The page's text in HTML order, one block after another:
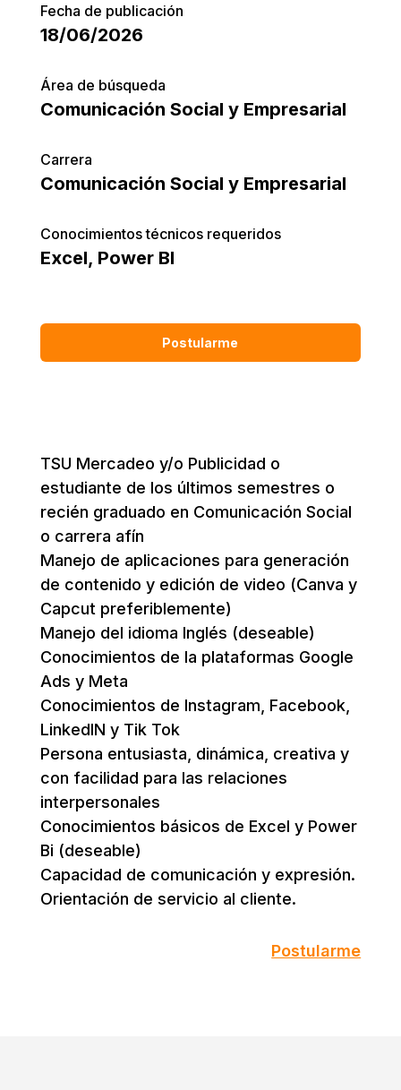
Fecha de publicación
18/06/2026
Área de búsqueda
Comunicación Social y Empresarial
Carrera
Comunicación Social y Empresarial
Conocimientos técnicos requeridos
Excel, Power BI
Postularme
TSU Mercadeo y/o Publicidad o
estudiante de los últimos semestres o
recién graduado en Comunicación Social
o carrera afín
Manejo de aplicaciones para generación
de contenido y edición de video (Canva y
Capcut preferiblemente)
Manejo del idioma Inglés (deseable)
Conocimientos de la plataformas Google
Ads y Meta
Conocimientos de Instagram, Facebook,
LinkedIN y Tik Tok
Persona entusiasta, dinámica, creativa y
con facilidad para las relaciones
interpersonales
Conocimientos básicos de Excel y Power
Bi (deseable)
Capacidad de comunicación y expresión.
Orientación de servicio al cliente.
Postularme